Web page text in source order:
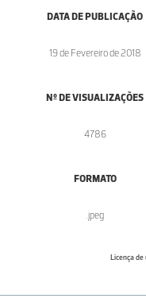
DATA DE PUBLICAÇÃO
19 de Fevereiro de 2018
Nº DE VISUALIZAÇÕES
4786
FORMATO
.jpeg
Licença de